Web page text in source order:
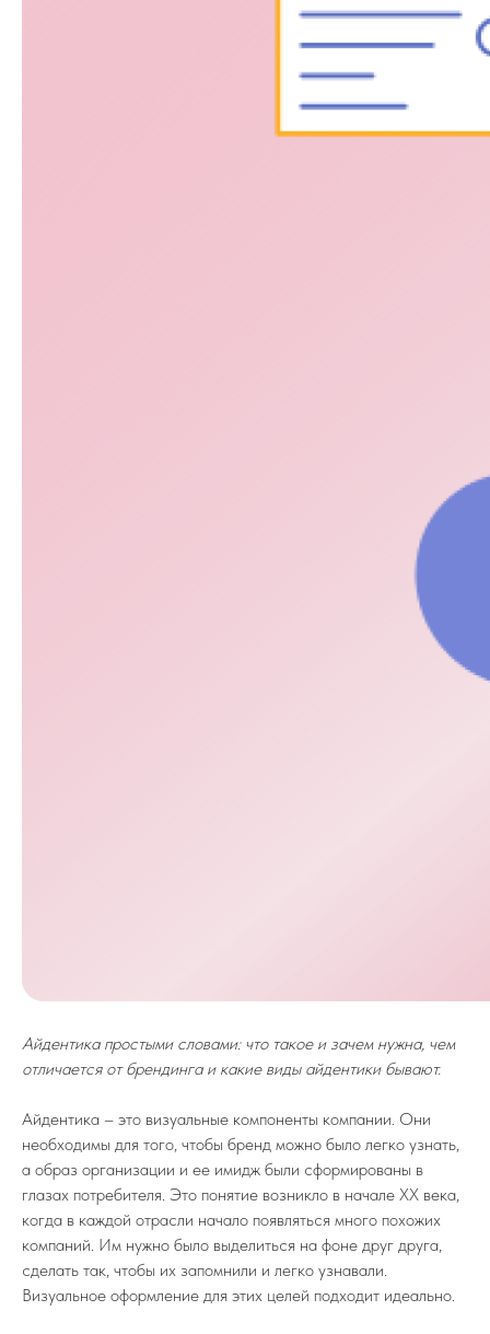
Айдентика простыми словами: что такое и зачем нужна, чем
отличается от брендинга и какие виды айдентики бывают.
Айдентика – это визуальные компоненты компании. Они
необходимы для того, чтобы бренд можно было легко узнать,
а образ организации и ее имидж были сформированы в
глазах потребителя. Это понятие возникло в начале ХХ века,
когда в каждой отрасли начало появляться много похожих
компаний. Им нужно было выделиться на фоне друг друга,
сделать так, чтобы их запомнили и легко узнавали.
Визуальное оформление для этих целей подходит идеально.